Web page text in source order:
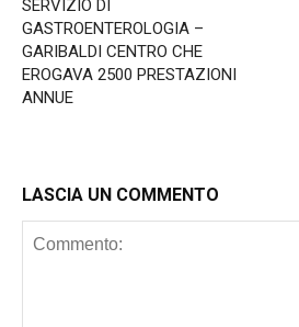
SERVIZIO DI
GASTROENTEROLOGIA –
GARIBALDI CENTRO CHE
EROGAVA 2500 PRESTAZIONI
ANNUE
LASCIA UN COMMENTO